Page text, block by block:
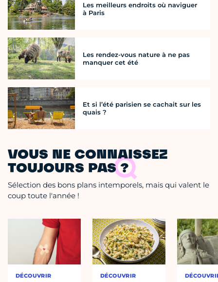
Les meilleurs endroits où naviguer
à Paris
Les rendez-vous nature à ne pas
manquer cet été
Et si l’été parisien se cachait sur les
quais ?
VOUS NE CONNAISSEZ
TOUJOURS PAS ?
Sélection des bons plans intemporels, mais qui valent le
coup toute l'année !
DÉCOUVRIR DÉCOUVRIR